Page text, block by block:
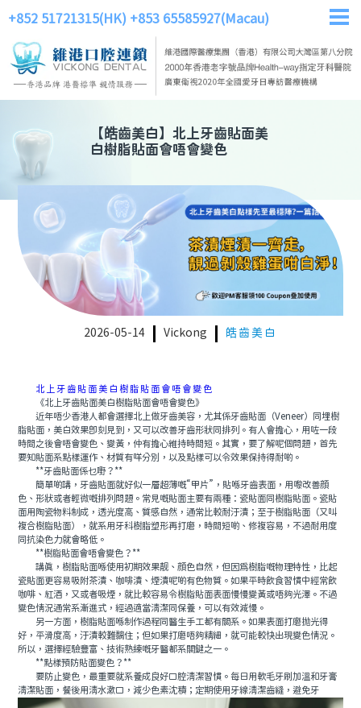
+852 51721315(HK) +853 65585927(Macau)
【皓齒美白】 北上牙齒貼面美
白樹脂貼面會唔會變色
2026-05-14 Vickong 皓齒美白
北上牙齒貼面美白樹脂貼面會唔會變色
《北上牙齒貼面美白樹脂貼面會唔會變色》
近年唔少香港人都會選擇北上做牙齒美容，尤其係牙齒貼面（Veneer）同埋樹
脂貼面，美白效果即刻見到，又可以改善牙齒形狀同排列。有人會擔心，用咗一段
時間之後會唔會變色、變黃，仲有擔心維持時間短。其實，要了解呢個問題，首先
要知貼面系點樣運作、材質有咩分別，以及點樣可以令效果保持得耐啲。
**牙齒貼面係乜嘢？**
簡單啲講，牙齒貼面就好似一層超薄嘅“甲片”，貼喺牙齒表面，用嚟改善顔
色、形狀或者輕微嘅排列問題。常見嘅貼面主要有兩種：瓷貼面同樹脂貼面。瓷貼
面用陶瓷物料制成，透光度高、質感自然，通常比較耐汙漬；至于樹脂貼面（又叫
複合樹脂貼面），就系用牙科樹脂塑形再打磨，時間短啲、修複容易，不過耐用度
同抗染色力就會略低。
**樹脂貼面會唔會變色？**
講真，樹脂貼面喺使用初期效果靓、顔色自然，但因爲樹脂嘅物理特性，比起
瓷貼面更容易吸附茶漬、咖啡漬、煙漬呢啲有色物質。如果平時飲食習慣中經常飲
咖啡、紅酒，又或者吸煙，就比較容易令樹脂貼面表面慢慢變黃或唔夠光澤。不過
變色情況通常系漸進式，經過適當清潔同保養，可以有效減慢。
另一方面，樹脂貼面喺制作過程同醫生手工都有關系。如果表面打磨抛光得
好，平滑度高，汙漬較難黐住；但如果打磨唔夠精細，就可能較快出現變色情況。
所以，選擇經驗豐富、技術熟練嘅牙醫都系關鍵之一。
**點樣預防貼面變色？**
要防止變色，最重要就系養成良好口腔清潔習慣。每日用軟毛牙刷加溫和牙膏
清潔貼面，餐後用清水漱口，減少色素沈積；定期使用牙線清潔齒縫，避免牙